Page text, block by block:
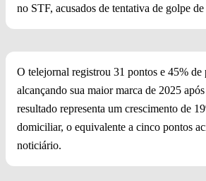
no STF, acusados de tentativa de golpe
O telejornal registrou 31 pontos e 45% de
alcançando sua maior marca de 2025
resultado representa um crescimento de
domiciliar, o equivalente a cinco pontos
noticiário.